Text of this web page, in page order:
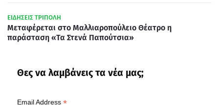
ΕΙΔΗΣΕΙΣ ΤΡΙΠΟΛΗ
Μεταφέρεται στο Μαλλιαροπούλειο Θέατρο η
παράσταση «Τα Στενά Παπούτσια»
Θες να λαμβάνεις τα νέα μας;
Email Address